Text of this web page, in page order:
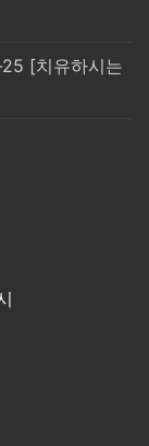
[치유하시는